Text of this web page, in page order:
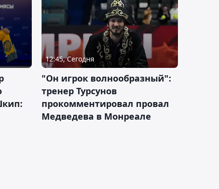
12:45, Сегодня
"Он игрок волнообразный":
тренер Турсунов
прокомментировал провал
Медведева в Монреале